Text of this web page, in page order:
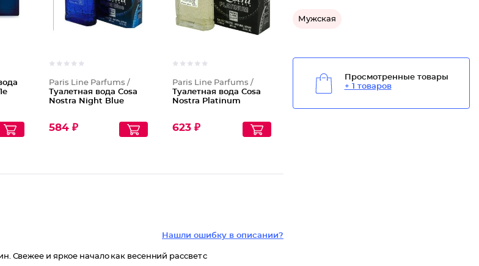
Paris Line Parfums /
Туалетная вода Cosa
Nostra Night Blue
584 ₽
Paris Line Parfums /
Туалетная вода Cosa
Nostra Platinum
623 ₽
Нашли ошибку в описании?
Свежее и яркое начало как весенний рассвет с
Мужская
Просмотренные товары
+ 1 товаров